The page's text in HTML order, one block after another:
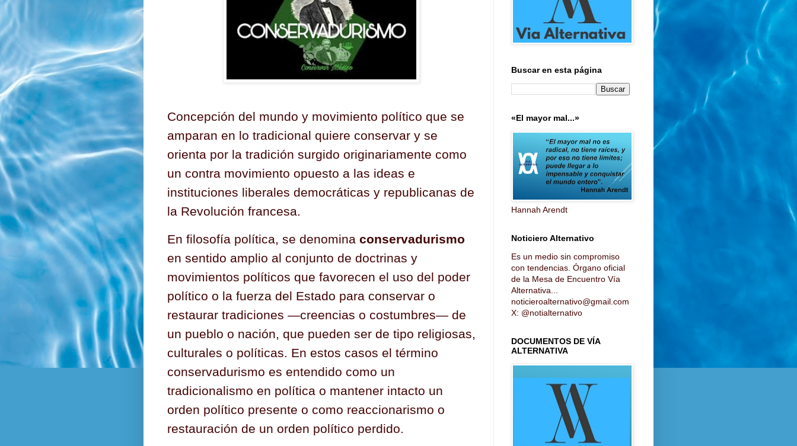
Concepción del mundo y movimiento político que se
amparan en lo tradicional quiere conservar y se
orienta por la tradición surgido originariamente como
un contra movimiento opuesto a las ideas e
instituciones liberales democráticas y republicanas de
la Revolución francesa.
En filosofía política, se denomina conservadurismo
en sentido amplio al conjunto de doctrinas y
movimientos políticos que favorecen el uso del poder
político o la fuerza del Estado para conservar o
restaurar tradiciones —creencias o costumbres— de
un pueblo o nación, que pueden ser de tipo religiosas,
culturales o políticas. En estos casos el término
conservadurismo es entendido como un
tradicionalismo en política o mantener intacto un
orden político presente o como reaccionarismo o
restauración de un orden político perdido.
Buscar en esta página
«El mayor mal...»
Hannah Arendt
Noticiero Alternativo
Es un medio sin compromiso
con tendencias. Órgano oficial
de la Mesa de Encuentro Vía
Alternativa...
noticieroalternativo@gmail.com
X: @notialternativo
DOCUMENTOS DE VÍA
ALTERNATIVA